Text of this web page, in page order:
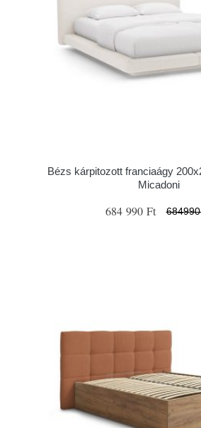
Bézs kárpitozott franciaágy
Micadoni
684 990 Ft